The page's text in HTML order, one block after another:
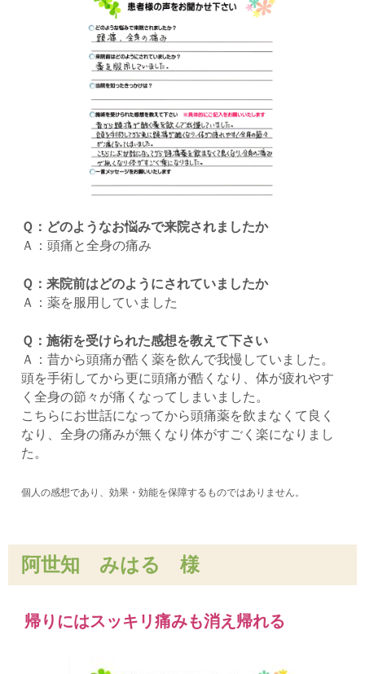
Ｑ：どのようなお悩みで来院されましたか
Ａ：頭痛と全身の痛み
Ｑ：来院前はどのようにされていましたか
Ａ：薬を服用していました
Ｑ：施術を受けられた感想を教えて下さい
Ａ：昔から頭痛が酷く薬を飲んで我慢していました。
頭を手術してから更に頭痛が酷くなり、体が疲れやす
く全身の節々が痛くなってしまいました。
こちらにお世話になってから頭痛薬を飲まなくて良く
なり、全身の痛みが無くなり体がすごく楽になりまし
た。
個人の感想であり、効果・効能を保障するものではありません。
阿世知 みはる 様
帰りにはスッキリ痛みも消え帰れる